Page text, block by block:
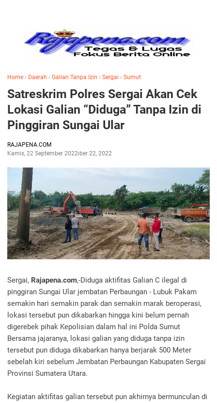
Home › Daerah › Galian Tanpa Izin › Sergai › Sumut
Satreskrim Polres Sergai Akan Cek
Lokasi Galian “Diduga” Tanpa Izin di
Pinggiran Sungai Ular
RAJAPENA.COM
Kamis, 22 September 2022September 22, 2022
Sergai, Rajapena.com,-Diduga aktifitas Galian C ilegal di
pinggiran Sungai Ular jembatan Perbaungan - Lubuk Pakam
semakin hari semakin parak dan semakin marak beroperasi,
lokasi tersebut pun dikabarkan hingga kini belum pernah
digerebek pihak Kepolisian dalam hal ini Polda Sumut
Bersama jajaranya, lokasi galian yang diduga tanpa izin
tersebut pun diduga dikabarkan hanya berjarak 500 Meter
sebelah kiri sebelum Jembatan Perbaungan Kabupaten Sergai
Provinsi Sumatera Utara.
Kegiatan aktifitas galian tersebut pun akhirnya bermunculan di